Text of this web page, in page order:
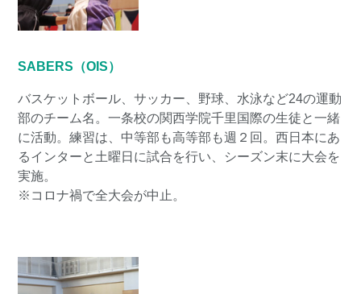
SABERS（OIS）
バスケットボール、サッカー、野球、水泳など24の運動
部のチーム名。一条校の関西学院千里国際の生徒と一緒
に活動。練習は、中等部も高等部も週２回。西日本にあ
るインターと土曜日に試合を行い、シーズン末に大会を
実施。
※コロナ禍で全大会が中止。